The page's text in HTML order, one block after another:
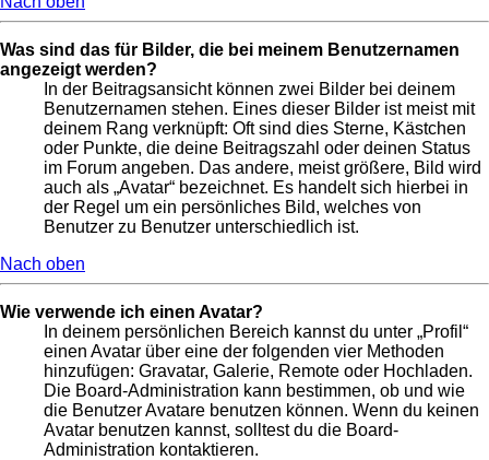
Was sind das für Bilder, die bei meinem Benutzernamen
angezeigt werden?
In der Beitragsansicht können zwei Bilder bei deinem
Benutzernamen stehen. Eines dieser Bilder ist meist mit
deinem Rang verknüpft: Oft sind dies Sterne, Kästchen
oder Punkte, die deine Beitragszahl oder deinen Status
im Forum angeben. Das andere, meist größere, Bild wird
auch als „Avatar“ bezeichnet. Es handelt sich hierbei in
der Regel um ein persönliches Bild, welches von
Benutzer zu Benutzer unterschiedlich ist.
Nach oben
Wie verwende ich einen Avatar?
In deinem persönlichen Bereich kannst du unter „Profil“
einen Avatar über eine der folgenden vier Methoden
hinzufügen: Gravatar, Galerie, Remote oder Hochladen.
Die Board-Administration kann bestimmen, ob und wie
die Benutzer Avatare benutzen können. Wenn du keinen
Avatar benutzen kannst, solltest du die Board-
Administration kontaktieren.